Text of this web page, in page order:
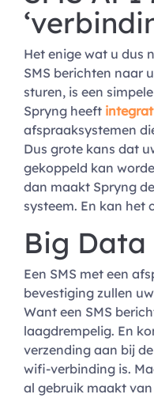
Het enige wat u dus
SMS berichten naar
sturen, is een
Spryng heeft
afspraaksystemen
Dus grote kans dat
gekoppeld kan
dan maakt Spryng
systeem. En kan het
Big Data
Een SMS met een
bevestiging zullen
Want een SMS
laagdrempelig. En
verzending aan bij
wifi-verbinding is.
al gebruik maakt